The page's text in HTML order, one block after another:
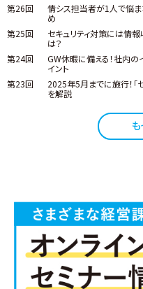
第26回
情シス担当者が1人で悩
め
第25回
セキュリティ対策には情
は？
第24回
GW休暇に備える！社内
イント
第23回
2025年5月までに施行！「
を解説